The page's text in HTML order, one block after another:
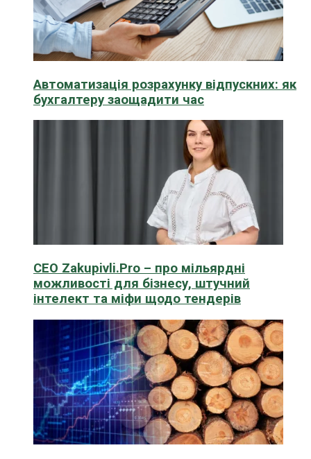
Автоматизація розрахунку відпускних: як
бухгалтеру заощадити час
CEO Zakupivli.Pro – про мільярдні
можливості для бізнесу, штучний
інтелект та міфи щодо тендерів